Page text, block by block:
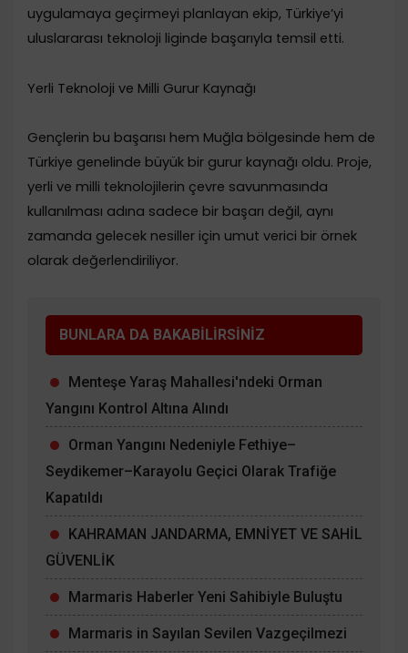
uygulamaya geçirmeyi planlayan ekip, Türkiye’yi
uluslararası teknoloji liginde başarıyla temsil etti.
​Yerli Teknoloji ve Milli Gurur Kaynağı
​Gençlerin bu başarısı hem Muğla bölgesinde hem de
Türkiye genelinde büyük bir gurur kaynağı oldu. Proje,
yerli ve milli teknolojilerin çevre savunmasında
kullanılması adına sadece bir başarı değil, aynı
zamanda gelecek nesiller için umut verici bir örnek
olarak değerlendiriliyor.
BUNLARA DA BAKABİLİRSİNİZ
Menteşe Yaraş Mahallesi'ndeki Orman
Yangını Kontrol Altına Alındı
Orman Yangını Nedeniyle Fethiye–
Seydikemer–Karayolu Geçici Olarak Trafiğe
Kapatıldı
KAHRAMAN JANDARMA, EMNİYET VE SAHİL
GÜVENLİK
Marmaris Haberler Yeni Sahibiyle Buluştu
Marmaris in Sayılan Sevilen Vazgeçilmezi